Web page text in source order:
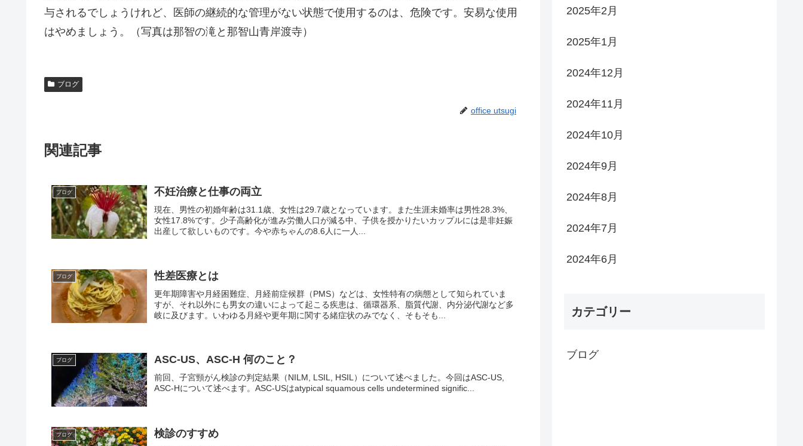
与されるでしょうけれど、医師の継続的な管理がない状態で使用するのは、危険です。安易な使用
はやめましょう。（写真は那智の滝と那智山青岸渡寺）
ブログ
office utsugi
関連記事
ブログ 不妊治療と仕事の両立
現在、男性の初婚年齢は31.1歳、女性は29.7歳となっています。また生涯未婚率は男性28.3%、
女性17.8%です。少子高齢化が進み労働人口が減る中、子供を授かりたいカップルには是非妊娠
出産して欲しいものです。今や赤ちゃんの8.6人に一人...
ブログ 性差医療とは
更年期障害や月経困難症、月経前症候群（PMS）などは、女性特有の病態として知られていま
すが、それ以外にも男女の違いによって起こる疾患は、循環器系、脂質代謝、内分泌代謝など多
岐に及びます。いわゆる月経や更年期に関する緒症状のみでなく、そもそも...
ブログ ASC-US、ASC-H 何のこと？
前回、子宮頸がん検診の判定結果（NILM, LSIL, HSIL）について述べました。今回はASC-US,
ASC-Hについて述べます。ASC-USはatypical squamous cells undetermined signific...
ブログ 検診のすすめ
2025年2月
2025年1月
2024年12月
2024年11月
2024年10月
2024年9月
2024年8月
2024年7月
2024年6月
カテゴリー
ブログ